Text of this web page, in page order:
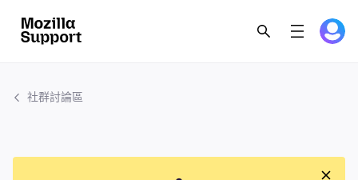
社群討論區